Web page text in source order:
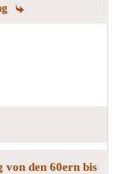
von den 60ern bis